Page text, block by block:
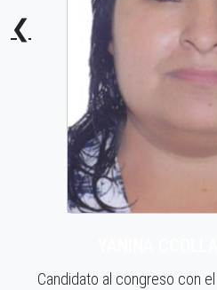
❮
Candidato al congreso con